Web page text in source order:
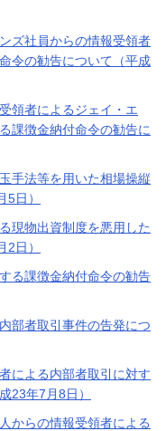
ズ社員からの情報受領者
令の勧告について（平成
領者によるジェイ・エ
課徴金納付命令の勧告に
手法等を用いた相場操縦
日）
現物出資制度を悪用した
日）
る課徴金納付命令の勧告
部者取引事件の告発につ
による内部者取引に対す
23年7月8日）
からの情報受領者による